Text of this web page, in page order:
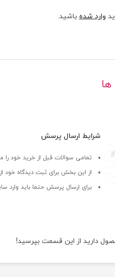
وارد شدهباشید.
شرایط ارسال پرسش
تمامی سوالات قبل از خرید خود را
از این بخش برای ثبت دیدگاه خود
برای ارسال پرسش حتما باید وارد
دارید از این قسمت بپرسید!